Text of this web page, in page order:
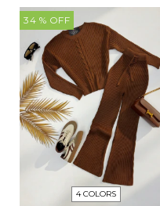
34 % OFF
4 COLORS